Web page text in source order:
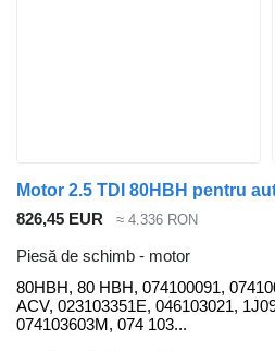
826,45 EUR ≈ 4.336 RON
Piesă de schimb - motor
80HBH, 80 HBH, 074100091,
ACV, 023103351E, 046103021,
074103603M, 074 103...